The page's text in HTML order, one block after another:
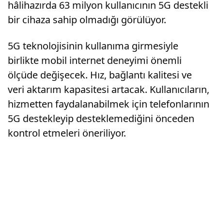
hâlihazırda 63 milyon kullanıcının 5G destekli
bir cihaza sahip olmadığı görülüyor.
5G teknolojisinin kullanıma girmesiyle
birlikte mobil internet deneyimi önemli
ölçüde değişecek. Hız, bağlantı kalitesi ve
veri aktarım kapasitesi artacak. Kullanıcıların,
hizmetten faydalanabilmek için telefonlarının
5G destekleyip desteklemediğini önceden
kontrol etmeleri öneriliyor.